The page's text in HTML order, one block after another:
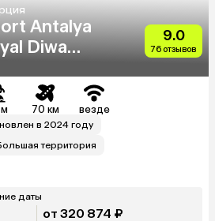
Antalya
Diwa
9.0
76 отзывов
70 км везде
в 2024 году
территория
даты
от 320 874 ₽